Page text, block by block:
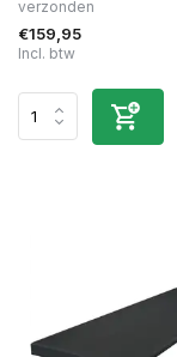
verzonden
€159,95
Incl. btw